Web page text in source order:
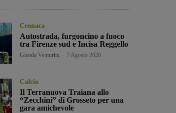
Cronaca
Autostrada, furgoncino a fuoco
tra Firenze sud e Incisa Reggello
Glenda Venturini 7 Agosto 2026
Calcio
Il Terranuova Traiana allo
“Zecchini” di Grosseto per una
gara amichevole